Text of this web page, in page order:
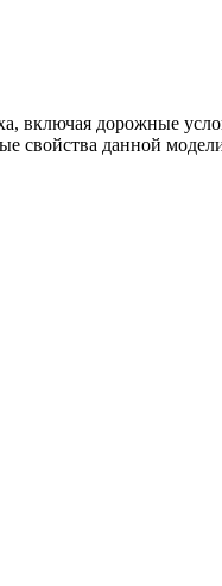
включая дорожные
данной